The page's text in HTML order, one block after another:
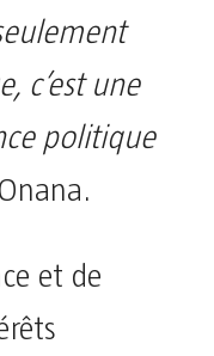
c’est une
politique
et de